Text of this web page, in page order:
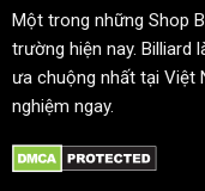
Một trong những Shop
trường hiện nay.
ưa chuộng nhất tại Việt
nghiệm ngay.